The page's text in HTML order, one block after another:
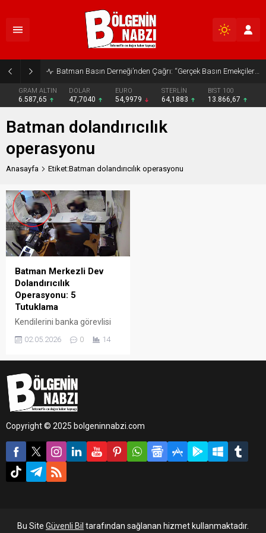
Batman Basın Derneği’nden Çağrı: “Gerçek Basın Emekçileri Desteklenmeli”
GRAM ALTIN
6.587,65
DOLAR
47,7040
EURO
54,9979
STERLİN
64,1883
BIST 100
13.866,67
Batman dolandırıcılık
operasyonu
Anasayfa Etiket:Batman dolandırıcılık operasyonu
Batman Merkezli Dev
Dolandırıcılık
Operasyonu: 5
Tutuklama
Kendilerini banka görevlisi
milyon 800 bin TL
düzenlenen operasyonda
yakalanan 5 zanlı tutuklandı.
02.05.2026 0 14
Copyright © 2025 bolgeninnabzi.com
Bu Site Güvenli Bil tarafından sağlanan hizmet kullanmaktadır.